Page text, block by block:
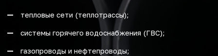
тепловые сети (теплотрассы);
системы горячего водоснабжения (ГВС);
газопроводы и нефтепроводы;